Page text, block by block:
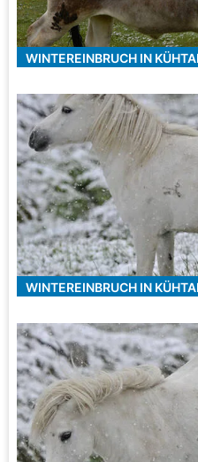
WINTEREINBRUCH IN KÜHTAI
WINTEREINBRUCH IN KÜHTAI